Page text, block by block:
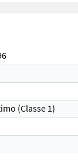
(Classe 1)